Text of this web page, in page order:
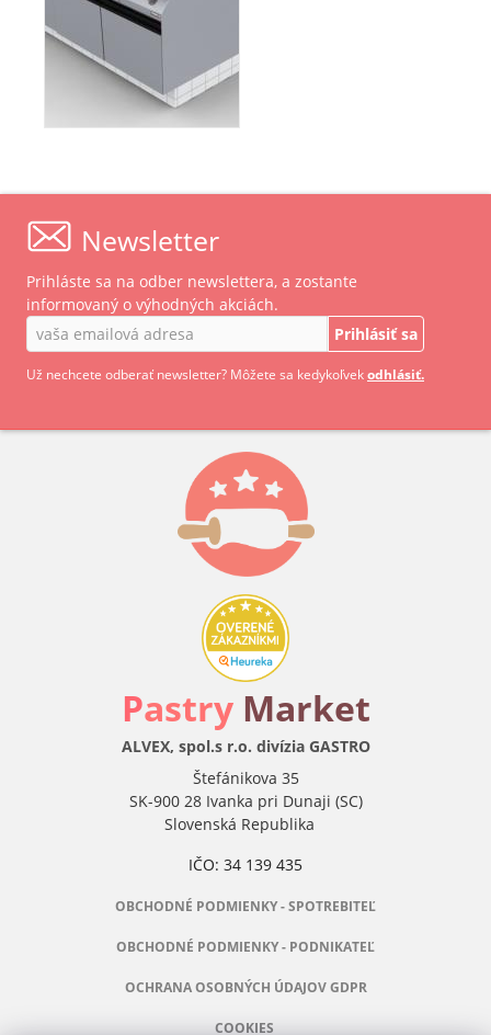
Newsletter
Prihláste sa na odber newslettera, a zostante
informovaný o výhodných akciách.
Prihlásiť sa
Už nechcete odberať newsletter? Môžete sa kedykoľvekodhlásiť.
Pastry Market
ALVEX, spol.s r.o. divízia GASTRO
Štefánikova 35
SK-900 28 Ivanka pri Dunaji (SC)
Slovenská Republika
IČO: 34 139 435
OBCHODNÉ PODMIENKY - SPOTREBITEĽ
OBCHODNÉ PODMIENKY - PODNIKATEĽ
OCHRANA OSOBNÝCH ÚDAJOV GDPR
COOKIES